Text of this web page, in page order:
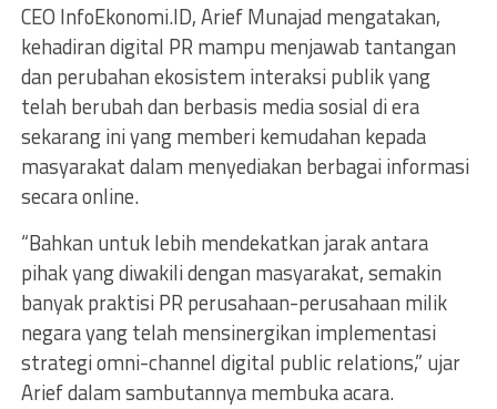
CEO InfoEkonomi.ID, Arief Munajad mengatakan,
kehadiran digital PR mampu menjawab tantangan
dan perubahan ekosistem interaksi publik yang
telah berubah dan berbasis media sosial di era
sekarang ini yang memberi kemudahan kepada
masyarakat dalam menyediakan berbagai informasi
secara online.
“Bahkan untuk lebih mendekatkan jarak antara
pihak yang diwakili dengan masyarakat, semakin
banyak praktisi PR perusahaan-perusahaan milik
negara yang telah mensinergikan implementasi
strategi omni-channel digital public relations,” ujar
Arief dalam sambutannya membuka acara.